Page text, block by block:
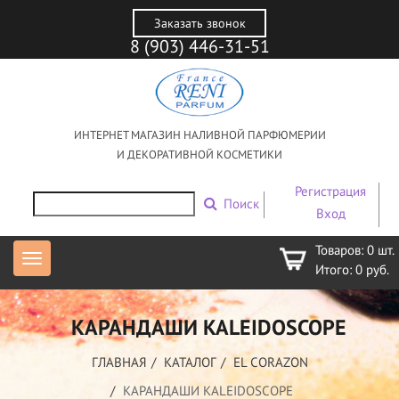
Заказать звонок
8 (903) 446-31-51
ИНТЕРНЕТ МАГАЗИН НАЛИВНОЙ ПАРФЮМЕРИИ
И ДЕКОРАТИВНОЙ КОСМЕТИКИ
Поиск
Регистрация
Вход
Товаров: 0 шт.
Итого: 0 руб.
КАРАНДАШИ KALEIDOSCOPE
ГЛАВНАЯ КАТАЛОГ
EL CORAZON
КАРАНДАШИ KALEIDOSCOPE